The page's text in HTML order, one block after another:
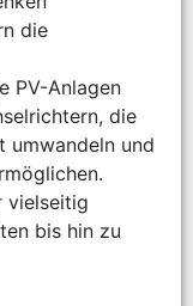
die
PV-Anlagen
die
umwandeln und
vielseitig
bis hin zu